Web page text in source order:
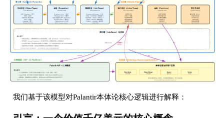
我们基于该模型对Palantir本体论核心逻辑进行解释：